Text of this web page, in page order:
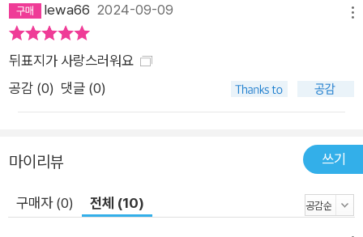
lewa66 2024-09-09
뒤표지가 사랑스러워요
공감 (0) 댓글 (0)
마이리뷰 쓰기
구매자 (0) 전체 (10)